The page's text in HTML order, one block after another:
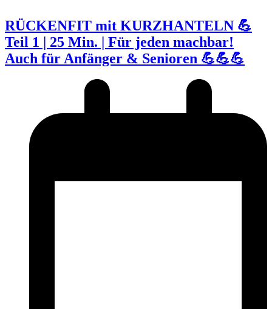
RÜCKENFIT mit KURZHANTELN 💪
Teil 1 | 25 Min. | Für jeden machbar!
Auch für Anfänger & Senioren 💪💪💪